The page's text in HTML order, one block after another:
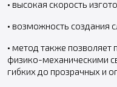
• высокая скорость
• возможность создания
• метод также позволяет
физико-механическими
гибких до прозрачных и